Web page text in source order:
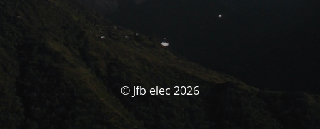
© Jfb elec 2026